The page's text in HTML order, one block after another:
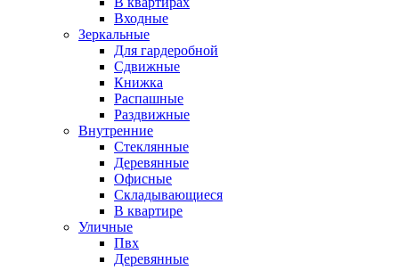
Входные
Зеркальные
Для гардеробной
Сдвижные
Книжка
Распашные
Раздвижные
Внутренние
Стеклянные
Деревянные
Офисные
Складывающиеся
В квартире
Уличные
Пвх
Деревянные